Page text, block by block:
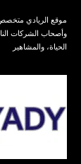
موقع الريادي
وأصحاب الشركات
الحياة، والمشاهير